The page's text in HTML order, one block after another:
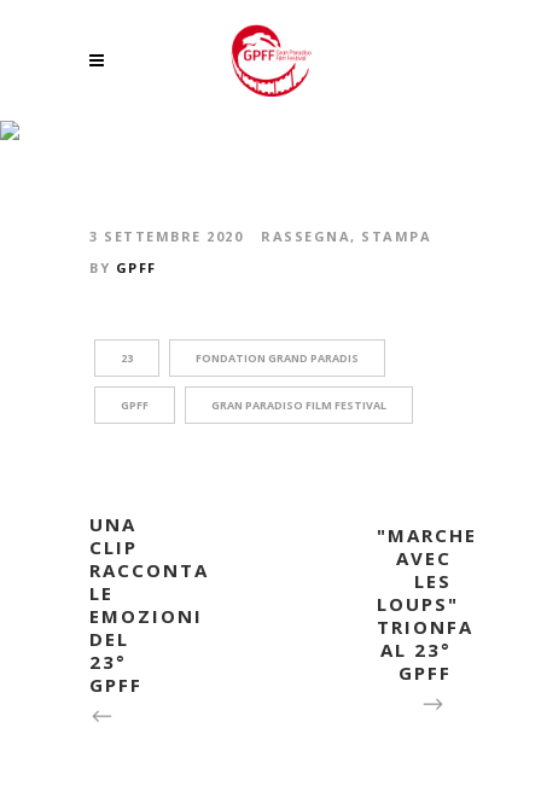
3 SETTEMBRE 2020 RASSEGNA, STAMPA
BY GPFF
23 FONDATION GRAND PARADIS
GPFF GRAN PARADISO FILM FESTIVAL
UNA
CLIP
RACCONTA
LE
EMOZIONI
DEL
23°
GPFF
"MARCHE
AVEC
LES
LOUPS"
TRIONFA
AL 23°
GPFF